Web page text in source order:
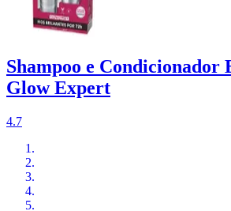
Shampoo e Condicionador
Glow Expert
4.7